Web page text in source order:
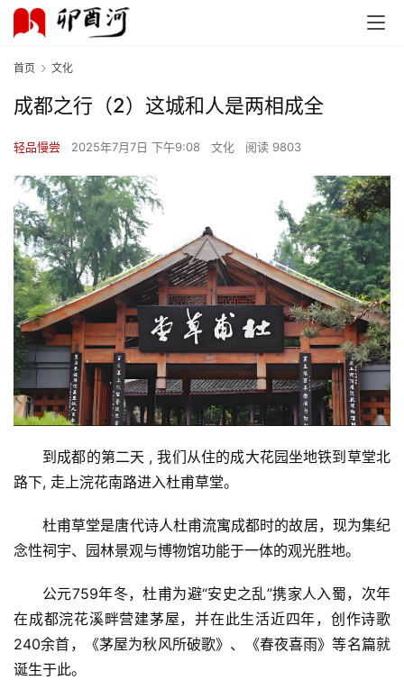
首页 文化
成都之行（2）这城和人是两相成全
轻品慢尝 2025年7月7日 下午9:08 文化 阅读 9803
到成都的第二天 , 我们从住的成大花园坐地铁到草堂北
路下, 走上浣花南路进入杜甫草堂。
杜甫草堂是唐代诗人杜甫流寓成都时的故居，现为集纪
念性祠宇、园林景观与博物馆功能于一体的观光胜地。
公元759年冬，杜甫为避“安史之乱”携家人入蜀，次年
在成都浣花溪畔营建茅屋，并在此生活近四年，创作诗歌
240余首，《茅屋为秋风所破歌》、《春夜喜雨》等名篇就
诞生于此。